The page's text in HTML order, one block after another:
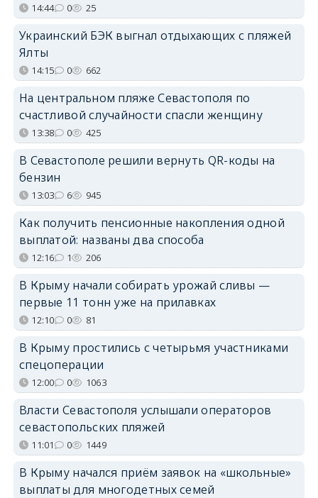
14:44 0 25
Украинский БЭК выгнал отдыхающих с пляжей
Ялты
14:15 0 662
На центральном пляже Севастополя по
счастливой случайности спасли женщину
13:38 0 425
В Севастополе решили вернуть QR-коды на
бензин
13:03 6 945
Как получить пенсионные накопления одной
выплатой: названы два способа
12:16 1 206
В Крыму начали собирать урожай сливы —
первые 11 тонн уже на прилавках
12:10 0 81
В Крыму простились с четырьмя участниками
спецоперации
12:00 0 1063
Власти Севастополя услышали операторов
севастопольских пляжей
11:01 0 1449
В Крыму начался приём заявок на «школьные»
выплаты для многодетных семей